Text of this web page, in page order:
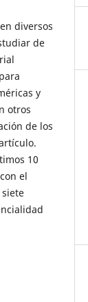
diversos
de
y
otros
de los
10
el